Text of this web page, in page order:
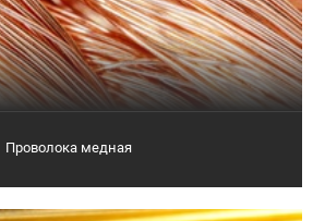
Проволока медная